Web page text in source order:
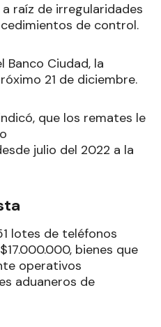
raíz de irregularidades
de control.
Banco Ciudad, la
21 de diciembre.
que los remates le
julio del 2022 a la
lotes de teléfonos
bienes que
operativos
aduaneros de